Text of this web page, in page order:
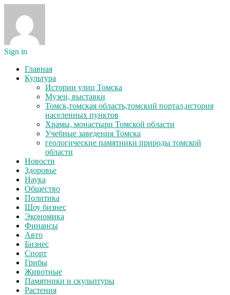
Sign in
Главная
Культура
Истории улиц Томска
Музеи, выставки
Томск,томская область,томский портал,история
населенных пунктов
Храмы, монастыри Томской области
Учебные заведения Томска
геологические памятники природы томской
области
Новости
Здоровье
Наука
Общество
Политика
Шоу бизнес
Экономика
Финансы
Авто
Бизнес
Спорт
Грибы
Животные
Памятники и скульптуры
Растения